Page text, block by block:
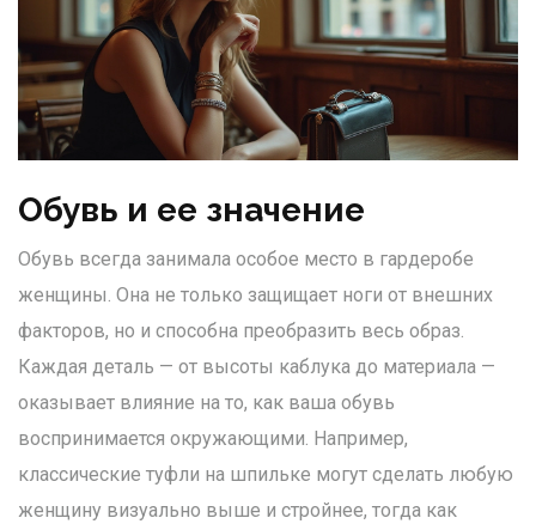
Обувь и ее значение
Обувь всегда занимала особое место в гардеробе
женщины. Она не только защищает ноги от внешних
факторов, но и способна преобразить весь образ.
Каждая деталь — от высоты каблука до материала —
оказывает влияние на то, как ваша обувь
воспринимается окружающими. Например,
классические туфли на шпильке могут сделать любую
женщину визуально выше и стройнее, тогда как